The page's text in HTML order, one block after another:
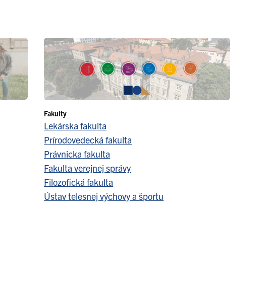
Fakulty
Lekárska fakulta
Prírodovedecká fakulta
Právnicka fakulta
Fakulta verejnej správy
Filozofická fakulta
Ústav telesnej výchovy a športu